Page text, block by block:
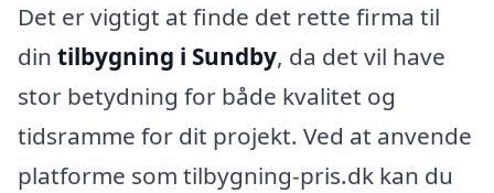
Det er vigtigt at finde det rette firma til
din tilbygning i Sundby, da det vil have
stor betydning for både kvalitet og
tidsramme for dit projekt. Ved at anvende
platforme som tilbygning-pris.dk kan du